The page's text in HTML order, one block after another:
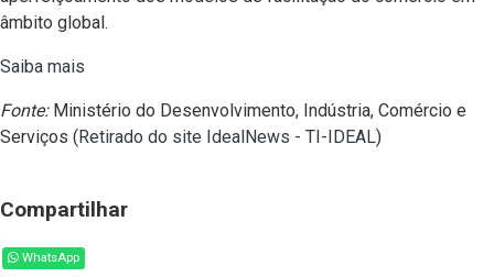
âmbito global.
Saiba mais
Fonte:Ministério do Desenvolvimento, Indústria, Comércio e
Serviços (Retirado do site IdealNews - TI-IDEAL)
Compartilhar
WhatsApp